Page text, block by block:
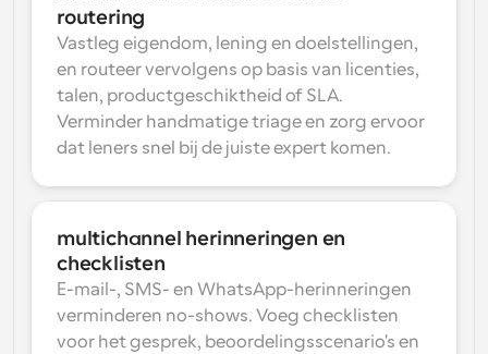
routering
Vastleg eigendom, lening en doelstellingen,
en routeer vervolgens op basis van licenties,
talen, productgeschiktheid of SLA.
Verminder handmatige triage en zorg ervoor
dat leners snel bij de juiste expert komen.
multichannel herinneringen en
checklisten
E-mail-, SMS- en WhatsApp-herinneringen
verminderen no-shows. Voeg checklisten
voor het gesprek, beoordelingsscenario's en